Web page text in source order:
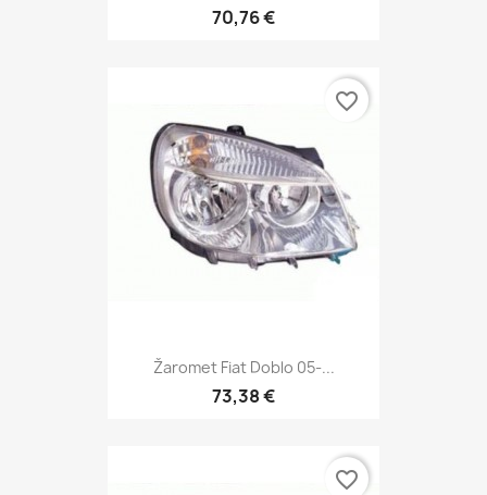
70,76 €
Žaromet Fiat Doblo 05-...
73,38 €
favorite_border
favorite_border